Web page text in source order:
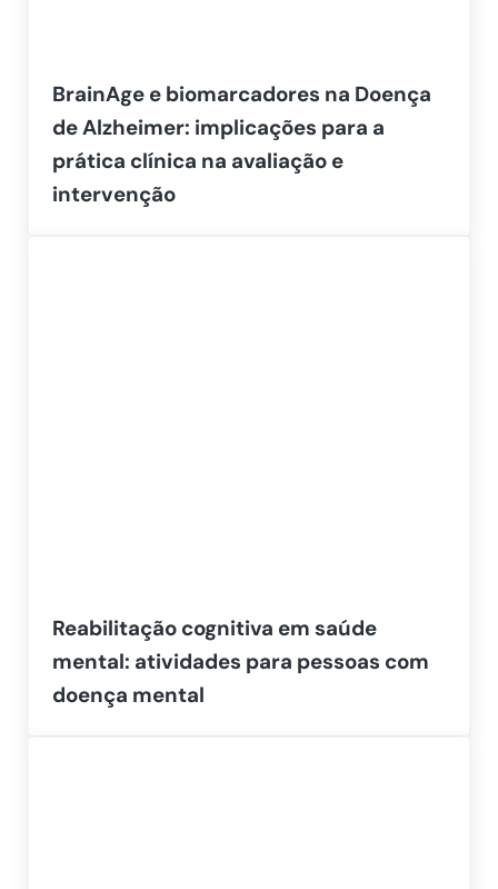
BrainAge e biomarcadores na Doença
de Alzheimer: implicações para a
prática clínica na avaliação e
intervenção
Reabilitação cognitiva em saúde
mental: atividades para pessoas com
doença mental